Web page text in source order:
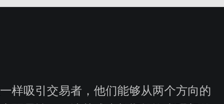
样吸引交易者，他们能够从两个方向的